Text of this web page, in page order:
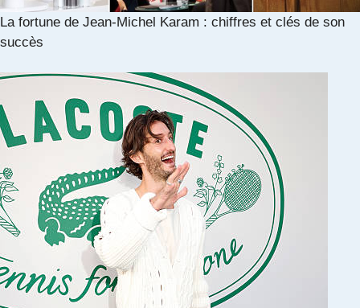
La fortune de Jean-Michel Karam : chiffres et clés de son
succès